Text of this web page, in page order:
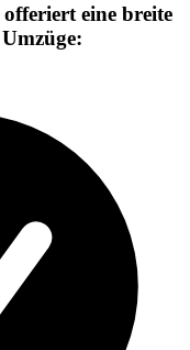
eine breite